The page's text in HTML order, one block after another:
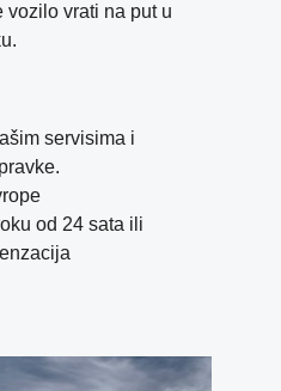
vozilo vrati na put u
servisima i
od 24 sata ili